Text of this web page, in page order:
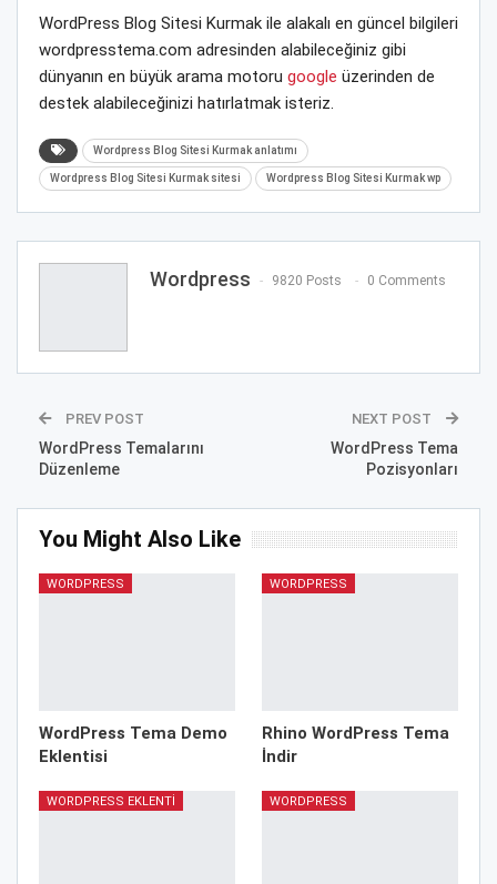
WordPress Blog Sitesi Kurmak ile alakalı en güncel bilgileri
wordpresstema.com adresinden alabileceğiniz gibi
dünyanın en büyük arama motoru google üzerinden de
destek alabileceğinizi hatırlatmak isteriz.
Wordpress Blog Sitesi Kurmak anlatımı
Wordpress Blog Sitesi Kurmak sitesi Wordpress Blog Sitesi Kurmak wp
Wordpress 9820 Posts 0 Comments
PREV POST
WordPress Temalarını
Düzenleme
NEXT POST
WordPress Tema
Pozisyonları
You Might Also Like
WORDPRESS
WordPress Tema Demo
Eklentisi
WORDPRESS
Rhino WordPress Tema
İndir
WORDPRESS EKLENTI WORDPRESS